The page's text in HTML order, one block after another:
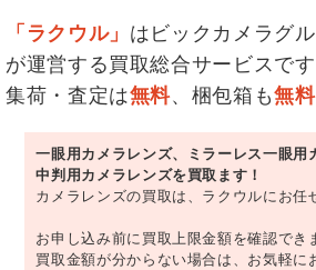
「ラクウル」 はビックカメラグ
が運営する買取総合サービスです
集荷・査定は無料、梱包箱も無料
一眼用カメラレンズ、ミラーレス一眼用
中判用カメラレンズを買取ます！
カメラレンズの買取は、ラクウルにお任
お申し込み前に買取上限金額を確認でき
買取金額が分からない場合は、お気軽に